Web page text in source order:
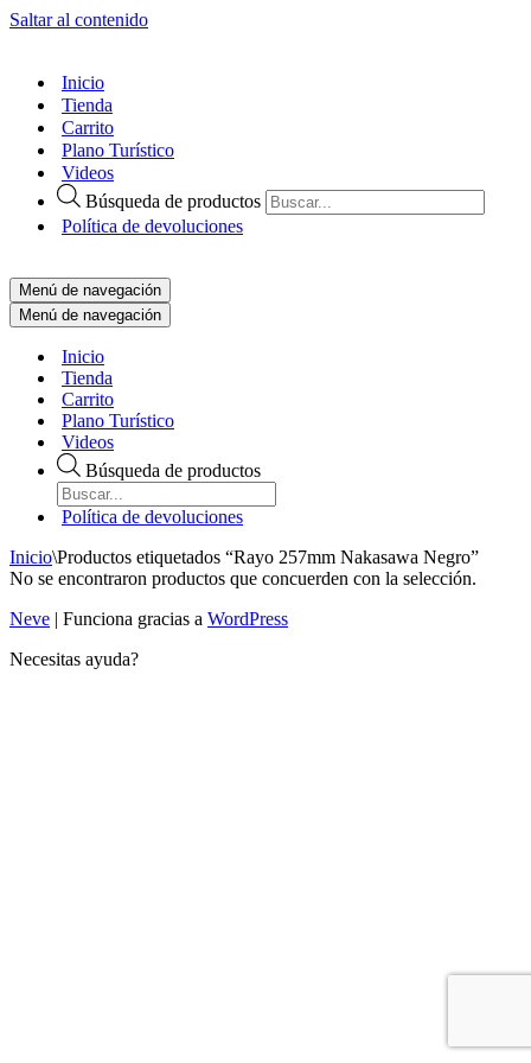
Saltar al contenido
Inicio
Tienda
Carrito
Plano Turístico
Videos
Búsqueda de productos
Política de devoluciones
Menú de navegación
Menú de navegación
Inicio
Tienda
Carrito
Plano Turístico
Videos
Búsqueda de productos
Política de devoluciones
Inicio\Productos etiquetados “Rayo 257mm Nakasawa Negro”
No se encontraron productos que concuerden con la selección.
Neve | Funciona gracias a WordPress
Necesitas ayuda?